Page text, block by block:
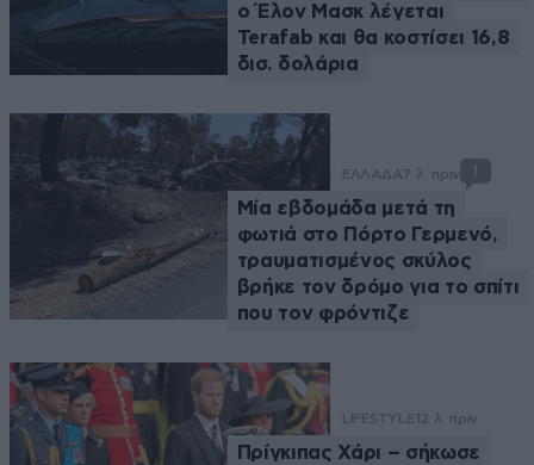
ο Έλον Μασκ λέγεται
Terafab και θα κοστίσει 16,8
δισ. δολάρια
ΕΛΛΑΔΑ7 λ. πριν
Μία εβδομάδα μετά τη
φωτιά στο Πόρτο Γερμενό,
τραυματισμένος σκύλος
βρήκε τον δρόμο για το σπίτι
που τον φρόντιζε
LIFESTYLE 12 λ. πριν
Πρίγκιπας Χάρι – σήκωσε